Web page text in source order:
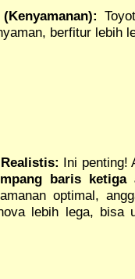
berfitur lebih
Ini penting!
baris ketiga
optimal,
lebih lega, bisa